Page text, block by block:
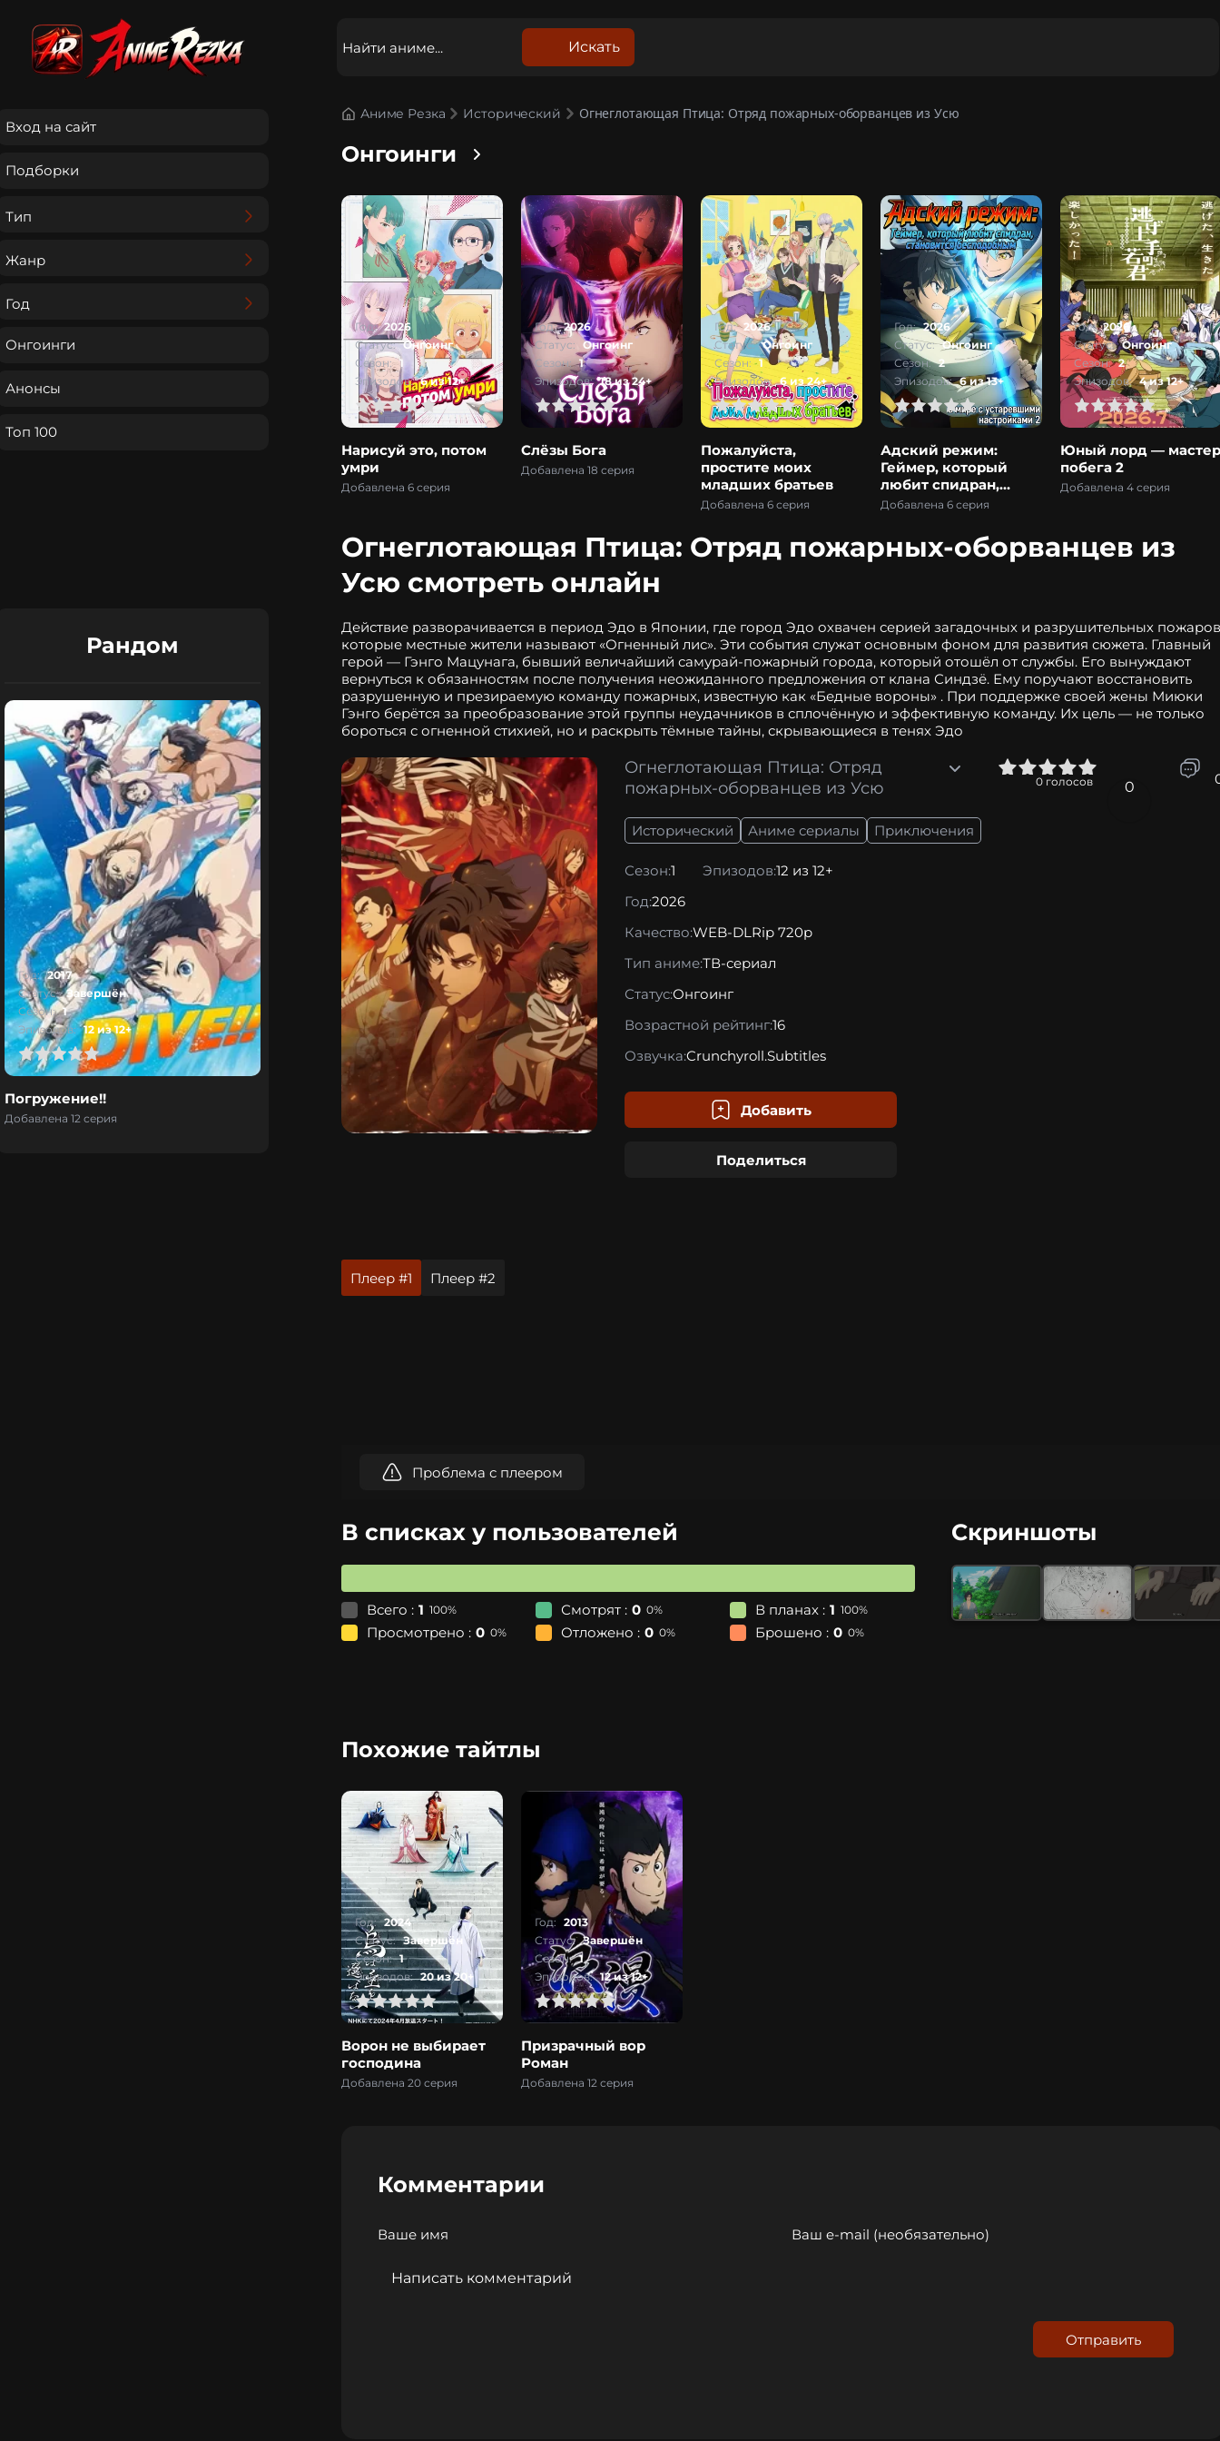
Искать
Вход на сайт
Подборки
Тип
Жанр
Год
Онгоинги
Анонсы
Топ 100
Рандом
Год: 2017
Статус: Завершён
Сезон: 1
Эпизодов: 12 из 12+
Погружение!!
Добавлена 12 серия
Аниме Резка Исторический Огнеглотающая Птица: Отряд пожарных-оборванцев из Усю
Онгоинги
Год: 2026
Статус: Онгоинг
Сезон: 1
Эпизодов: 6 из 12+
Нарисуй это, потом
умри
Добавлена 6 серия
Год: 2026
Статус: Онгоинг
Сезон: 1
Эпизодов: 18 из 24+
0 1 2 3 4
Слёзы Бога
Добавлена 18 серия
Год: 2026
Статус: Онгоинг
Сезон: 1
Эпизодов: 6 из 24+
0 1 2 3 4
Пожалуйста,
простите моих
младших братьев
Добавлена 6 серия
Год: 2026
Статус: Онгоинг
Сезон: 2
Эпизодов: 6 из 13+
0 1 2 3 4
Адский режим:
Геймер, который
любит спидран,
становится
параллельном мире
с устаревшими
Добавлена 6 серия
Год: 2026
Статус: Онгоинг
Сезон: 2
Эпизодов: 4 из 12+
0 1 2 3 4
Юный лорд — мастер
побега 2
Добавлена 4 серия
100 1 2 3
Огнеглотающая Птица: Отряд пожарных-оборванцев из
Усю смотреть онлайн
Действие разворачивается в период Эдо в Японии, где город Эдо охвачен серией загадочных и разрушительных
которые местные жители называют «Огненный лис». Эти события служат основным фоном для развития сюжета. Главный
герой — Гэнго Мацунага, бывший величайший самурай-пожарный города, который отошёл от службы. Его вынуждают
вернуться к обязанностям после получения неожиданного предложения от клана Синдзё. Ему поручают восстановить
разрушенную и презираемую команду пожарных, известную как «Бедные вороны» . При поддержке своей жены Миюки
Гэнго берётся за преобразование этой группы неудачников в сплочённую и эффективную команду. Их цель — не только
бороться с огненной стихией, но и раскрыть тёмные тайны, скрывающиеся в тенях Эдо
Огнеглотающая Птица: Отряд
пожарных-оборванцев из Усю
0 3
0 голосов 0
Исторический Аниме сериалы Приключения
Сезон:1 Эпизодов:12 из 12+
Год:2026
Качество:WEB-DLRip 720p
Тип аниме:ТВ-сериал
Статус:Онгоинг
Возрастной рейтинг:16
Озвучка:Crunchyroll.Subtitles
Добавить
Поделиться
Плеер #1 Плеер #2
Проблема с плеером
В списках у пользователей
Всего : 1 100% Смотрят : 0 0% В планах : 1 100%
Просмотрено : 0 0% Отложено : 0 0% Брошено : 0 0%
Скриншоты
Похожие тайтлы
Год: 2024
Статус: Завершён
Сезон: 1
Эпизодов: 20 из 20+
Ворон не выбирает
господина
Добавлена 20 серия
Год: 2013
Статус: Завершён
Сезон: 1
Эпизодов: 12 из 12+
0 1 2 3 4
Призрачный вор
Роман
Добавлена 12 серия
Комментарии
Отправить